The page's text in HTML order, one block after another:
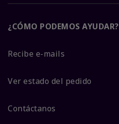
¿CÓMO PODEMOS AYUDAR?
Recibe e-mails
Ver estado del pedido
Contáctanos